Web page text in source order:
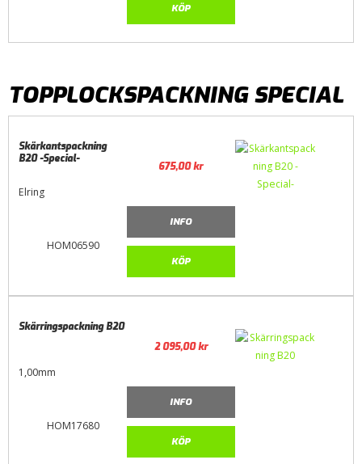
KÖP
TOPPLOCKSPACKNING SPECIAL
HOM06590
Skärkantspackning
B20 -Special-
Elring
675,00kr
INFO
KÖP
HOM17680
Skärringspackning B20
1,00mm
2 095,00kr
INFO
KÖP